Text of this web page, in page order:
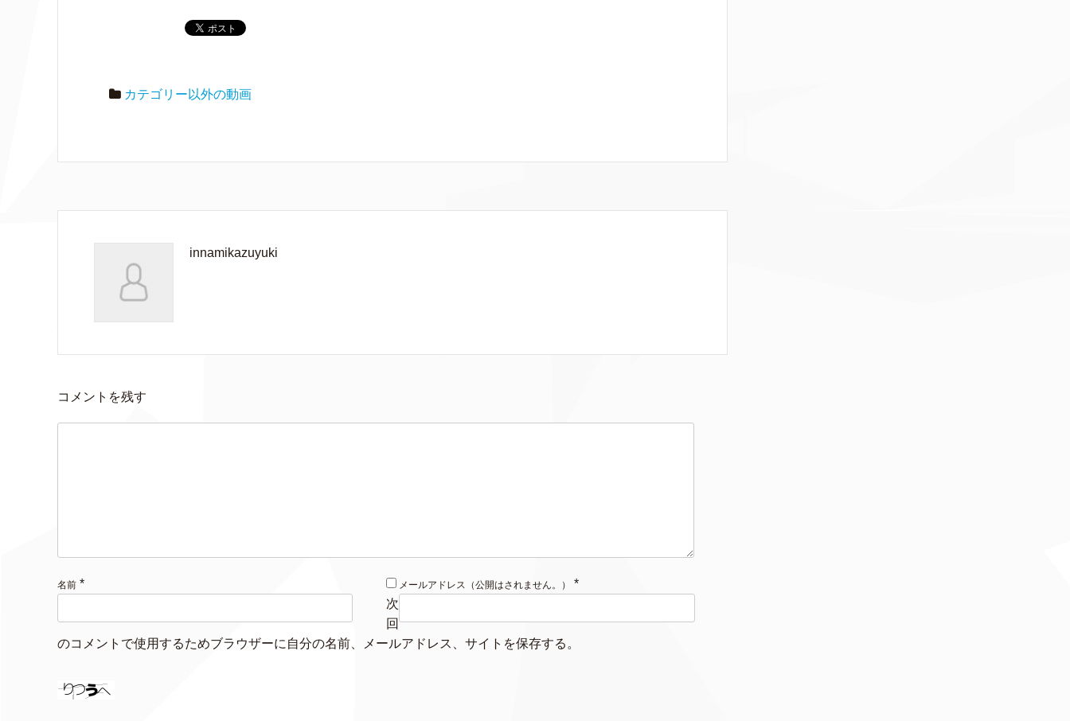
カテゴリー以外の動画
innamikazuyuki
コメントを残す
名前 * メールアドレス（公開はされません。）
*
次
回
のコメントで使用するためブラウザーに自分の名前、メールアドレス、サイトを保存する。